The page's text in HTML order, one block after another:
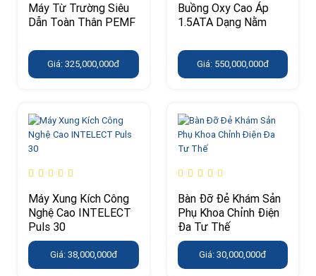
Máy Từ Trường Siêu
Dẫn Toàn Thân PEMF
Giá: 325,000,000đ
Buồng Oxy Cao Áp
1.5ATA Dạng Nằm
Giá: 550,000,000đ
Máy Xung Kích Công
Nghệ Cao INTELECT
Puls 30
Giá: 38,000,000đ
Bàn Đỡ Đẻ Khám Sản
Phụ Khoa Chỉnh Điện
Đa Tư Thế
Giá: 30,000,000đ